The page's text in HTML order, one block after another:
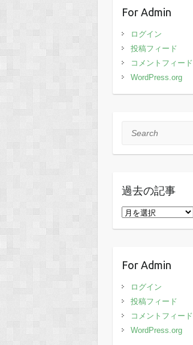
For Admin
ログイン
投稿フィード
コメントフィード
WordPress.org
Search
過去の記事
過
事
For Admin
ログイン
投稿フィード
コメントフィード
WordPress.org